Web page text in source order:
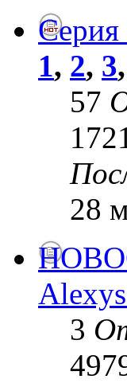
Серия
1, 2, 3,
57
28
3